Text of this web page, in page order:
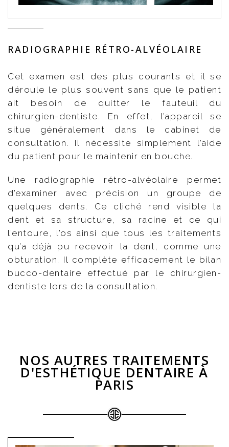
RADIOGRAPHIE RÉTRO-ALVÉOLAIRE
Cet examen est des plus courants et il se
déroule le plus souvent sans que le patient
ait besoin de quitter le fauteuil du
chirurgien-dentiste. En effet, l’appareil se
situe généralement dans le cabinet de
consultation. Il nécessite simplement l’aide
du patient pour le maintenir en bouche.
Une radiographie rétro-alvéolaire permet
d’examiner avec précision un groupe de
quelques dents. Ce cliché rend visible la
dent et sa structure, sa racine et ce qui
l’entoure, l’os ainsi que tous les traitements
qu’a déjà pu recevoir la dent, comme une
obturation. Il complète efficacement le bilan
bucco-dentaire effectué par le chirurgien-
dentiste lors de la consultation.
NOS AUTRES TRAITEMENTS
D'ESTHÉTIQUE DENTAIRE À
PARIS